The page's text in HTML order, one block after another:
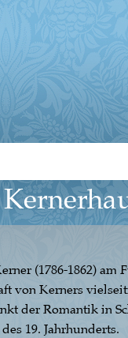
(1786-1862) am
von Kerners
der Romantik in
19. Jahrhunderts.